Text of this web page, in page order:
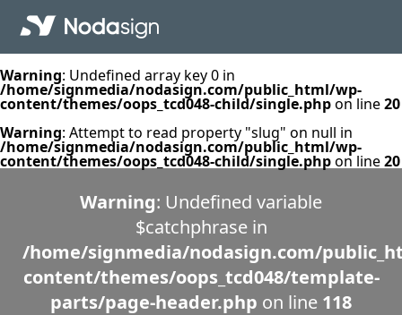
Warning: Undefined array key 0 in
/home/signmedia/nodasign.com/public_html/wp-
content/themes/oops_tcd048-child/single.phpon line20
Warning: Attempt to read property "slug" on null in
/home/signmedia/nodasign.com/public_html/wp-
content/themes/oops_tcd048-child/single.phpon line20
Warning: Undefined variable
$catchphrase in
/home/signmedia/nodasign.com/
content/themes/oops_tcd048/template-
parts/page-header.php on line 118